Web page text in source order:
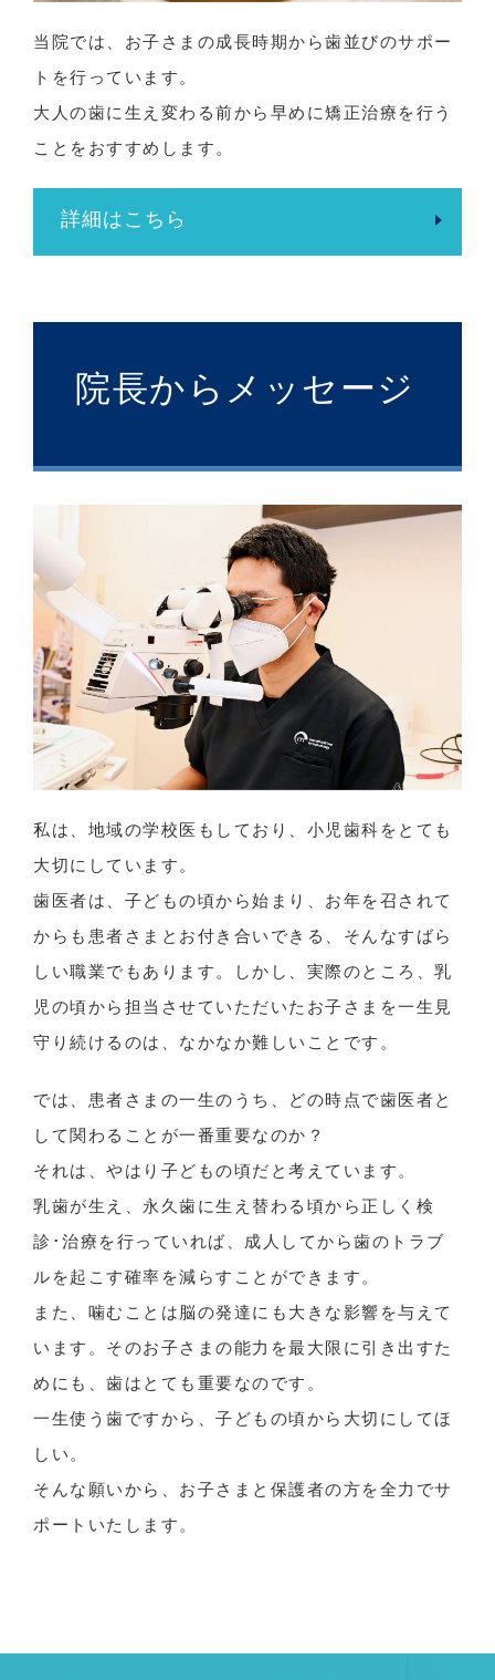
当院では、お子さまの成長時期から歯並びのサポー
トを行っています。
大人の歯に生え変わる前から早めに矯正治療を行う
ことをおすすめします。
詳細はこちら
院長からメッセージ
私は、地域の学校医もしており、小児歯科をとても
大切にしています。
歯医者は、子どもの頃から始まり、お年を召されて
からも患者さまとお付き合いできる、そんなすばら
しい職業でもあります。しかし、実際のところ、乳
児の頃から担当させていただいたお子さまを一生見
守り続けるのは、なかなか難しいことです。
では、患者さまの一生のうち、どの時点で歯医者と
して関わることが一番重要なのか？
それは、やはり子どもの頃だと考えています。
乳歯が生え、永久歯に生え替わる頃から正しく検
診･治療を行っていれば、成人してから歯のトラブ
ルを起こす確率を減らすことができます。
また、噛むことは脳の発達にも大きな影響を与えて
います。そのお子さまの能力を最大限に引き出すた
めにも、歯はとても重要なのです。
一生使う歯ですから、子どもの頃から大切にしてほ
しい。
そんな願いから、お子さまと保護者の方を全力でサ
ポートいたします。